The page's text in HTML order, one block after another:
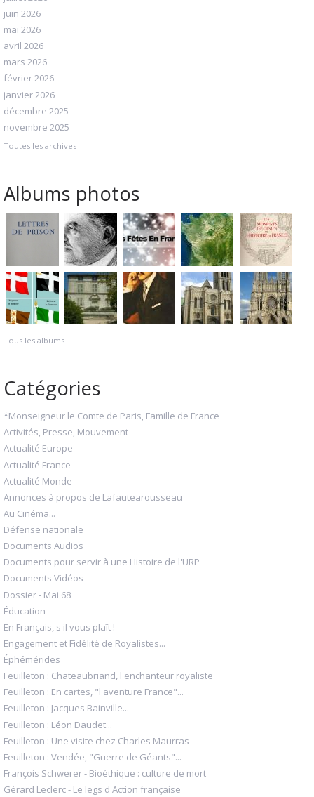
juin 2026
mai 2026
avril 2026
mars 2026
février 2026
janvier 2026
décembre 2025
novembre 2025
Toutes les archives
Albums photos
Tous les albums
Catégories
*Monseigneur le Comte de Paris, Famille de France
Activités, Presse, Mouvement
Actualité Europe
Actualité France
Actualité Monde
Annonces à propos de Lafautearousseau
Au Cinéma...
Défense nationale
Documents Audios
Documents pour servir à une Histoire de l'URP
Documents Vidéos
Dossier - Mai 68
Éducation
En Français, s'il vous plaît !
Engagement et Fidélité de Royalistes...
Éphémérides
Feuilleton : Chateaubriand, l'enchanteur royaliste
Feuilleton : En cartes, "l'aventure France"...
Feuilleton : Jacques Bainville...
Feuilleton : Léon Daudet...
Feuilleton : Une visite chez Charles Maurras
Feuilleton : Vendée, "Guerre de Géants"...
François Schwerer - Bioéthique : culture de mort
Gérard Leclerc - Le legs d'Action française